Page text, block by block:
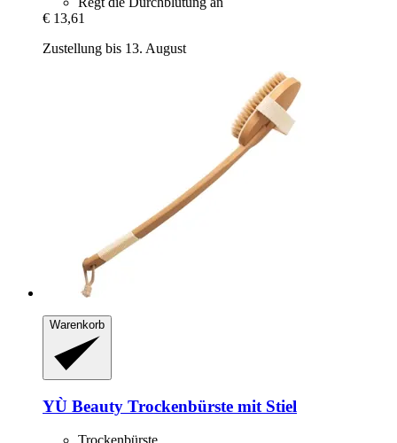
€ 13,61
Zustellung bis 13. August
Warenkorb
YÙ Beauty Trockenbürste mit Stiel